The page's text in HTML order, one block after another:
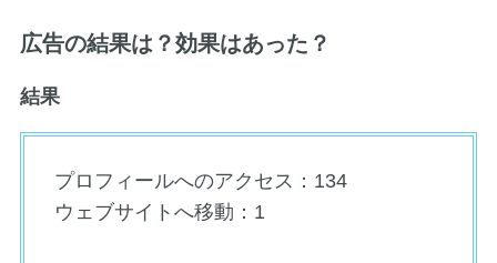
広告の結果は？効果はあった？
結果
プロフィールへのアクセス：134
ウェブサイトへ移動：1